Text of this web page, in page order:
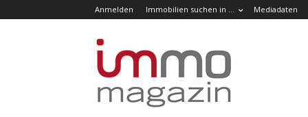
Anmelden Immobilien suchen in … Mediadaten